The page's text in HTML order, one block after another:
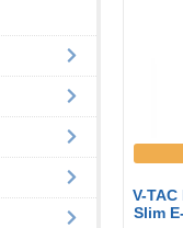
V-TAC
Slim